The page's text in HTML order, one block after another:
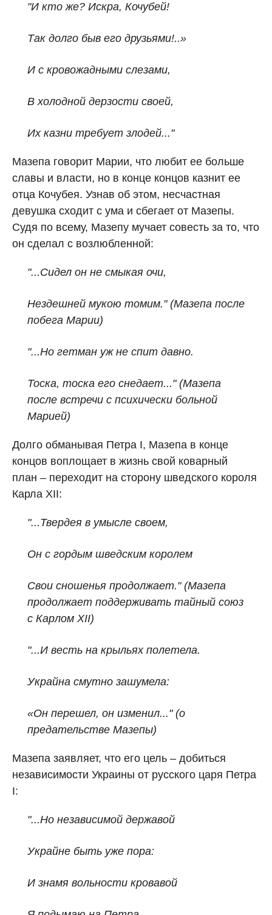
"И кто же? Искра, Кочубей!
Так долго быв его друзьями!..»
И с кровожадными слезами,
В холодной дерзости своей,
Их казни требует злодей..."
Мазепа говорит Марии, что любит ее больше
славы и власти, но в конце концов казнит ее
отца Кочубея. Узнав об этом, несчастная
девушка сходит с ума и сбегает от Мазепы.
Судя по всему, Мазепу мучает совесть за то, что
он сделал с возлюбленной:
"...Сидел он не смыкая очи,
Нездешней мукою томим." (Мазепа после
побега Марии)
"...Но гетман уж не спит давно.
Тоска, тоска его снедает..." (Мазепа
после встречи с психически больной
Марией)
Долго обманывая Петра I, Мазепа в конце
концов воплощает в жизнь свой коварный
план – переходит на сторону шведского короля
Карла XII:
"...Твердея в умысле своем,
Он с гордым шведским королем
Свои сношенья продолжает." (Мазепа
продолжает поддерживать тайный союз
с Карлом XII)
"...И весть на крыльях полетела.
Украйна смутно зашумела:
«Он перешел, он изменил..." (о
предательстве Мазепы)
Мазепа заявляет, что его цель – добиться
независимости Украины от русского царя Петра
I:
"...Но независимой державой
Украйне быть уже пора:
И знамя вольности кровавой